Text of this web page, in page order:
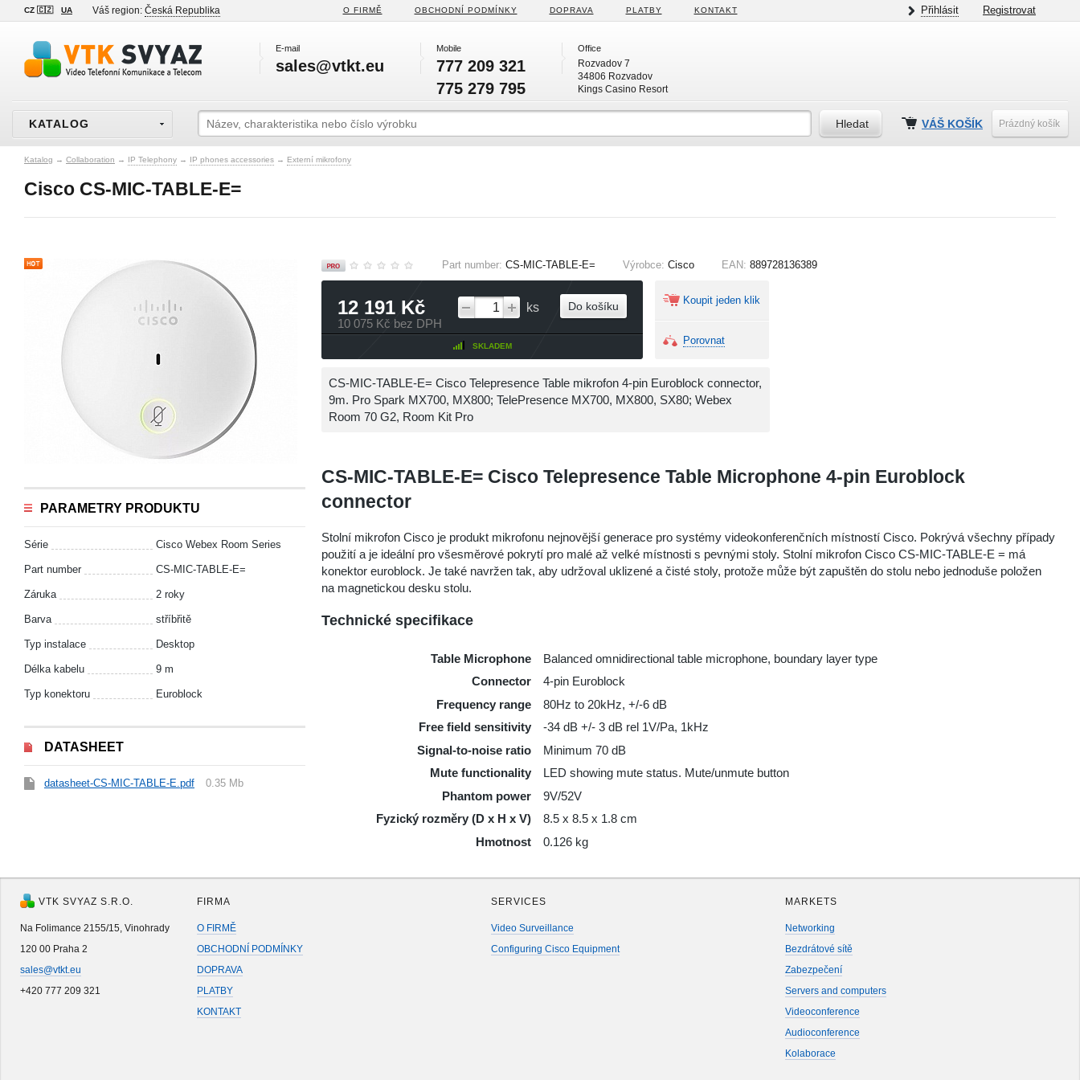
CZ 🇨🇿 UA Váš region: Česká Republika O FIRMĚ OBCHODNÍ PODMÍNKY DOPRAVA PLATBY KONTAKT Přihlásit Registrovat
E-mail
sales@vtkt.eu
Mobile
777 209 321
775 279 795
Office
Rozvadov 7
34806 Rozvadov
Kings Casino Resort
KATALOG VÁŠ KOŠÍK Prázdný košík
Katalog → Collaboration → IP Telephony → IP phones accessories → Externí mikrofony
Cisco CS-MIC-TABLE-E=
PARAMETRY PRODUKTU
Série Cisco Webex Room Series
Part number CS-MIC-TABLE-E=
Záruka 2 roky
Barva stříbřitě
Typ instalace Desktop
Délka kabelu 9 m
Typ konektoru Euroblock
DATASHEET
datasheet-CS-MIC-TABLE-E.pdf 0.35 Mb
Part number: CS-MIC-TABLE-E= Výrobce: Cisco EAN: 889728136389
12 191 Kč
10 075 Kč bez DPH
ks
SKLADEM
Do košíku Koupit jeden klik
Porovnat
CS-MIC-TABLE-E= Cisco Telepresence Table mikrofon 4-pin Euroblock connector,
9m. Pro Spark MX700, MX800; TelePresence MX700, MX800, SX80; Webex
Room 70 G2, Room Kit Pro
CS-MIC-TABLE-E= Cisco Telepresence Table Microphone 4-pin Euroblock
connector
Stolní mikrofon Cisco je produkt mikrofonu nejnovější generace pro systémy videokonferenčních místností Cisco. Pokrývá všechny případy
použití a je ideální pro všesměrové pokrytí pro malé až velké místnosti s pevnými stoly. Stolní mikrofon Cisco CS-MIC-TABLE-E = má
konektor euroblock. Je také navržen tak, aby udržoval uklizené a čisté stoly, protože může být zapuštěn do stolu nebo jednoduše položen
na magnetickou desku stolu.
Technické specifikace
Table Microphone
Balanced omnidirectional table microphone, boundary layer type
Connector
4-pin Euroblock
Frequency range
80Hz to 20kHz, +/-6 dB
Free field sensitivity
-34 dB +/- 3 dB rel 1V/Pa, 1kHz
Signal-to-noise ratio
Minimum 70 dB
Mute functionality
LED showing mute status. Mute/unmute button
Phantom power
9V/52V
Fyzický rozměry (D x H x V)
8.5 x 8.5 x 1.8 cm
Hmotnost
0.126 kg
VTK SVYAZ S.R.O.
Na Folimance 2155/15, Vinohrady
120 00 Praha 2
sales@vtkt.eu
+420 777 209 321
FIRMA
O FIRMĚ
OBCHODNÍ PODMÍNKY
DOPRAVA
PLATBY
KONTAKT
SERVICES
Video Surveillance
Configuring Cisco Equipment
MARKETS
Networking
Bezdrátové sítě
Zabezpečení
Servers and computers
Videoconference
Audioconference
Kolaborace